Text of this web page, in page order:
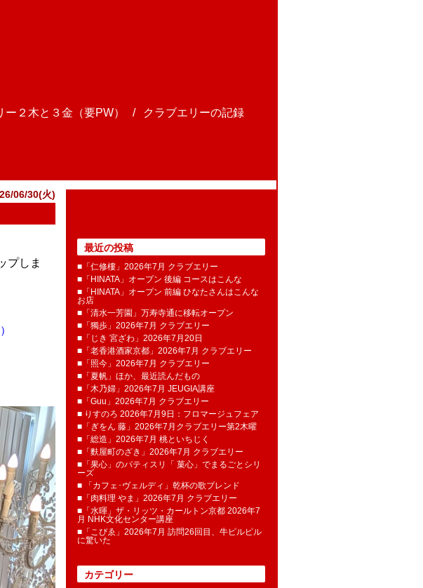
ー２木と３金（要PW）
クラブエリーの記録
06/30(火)
プしま
最近の投稿
■「仁修樓」2026年7月 クラブエリー
■「HINATA」オープン 後編 コースはこんな
■「HINATA」オープン 前編 ひなたさんはこんな
お店
■「清水一芳園」万寿寺通に移転オープン
■「獨歩」2026年7月 クラブエリー
■「じき 宮ざわ」2026年7月20日
■「老香港酒家京都」2026年7月 クラブエリー
■「照今」2026年7月 クラブエリー
■「夏帆」ほか、最近読んだもの
■「木乃婦」2026年7月 JEUGIA講座
■「Guu」2026年7月 クラブエリー
■ りすのろ 2026年7月9日：フロマージュフェア
■「ぎをん 藤」2026年7月クラブエリー第2木曜
■「総造」2026年7月 桃といちじく
■「麩屋町のざき」2026年7月 クラブエリー
■「果心」のパティスリ「 菓​心」でまるごとシリ
ーズ
■ 「カフェ･ヴェルディ」乾杯の歌ブレンド
■「肉料理 やま」2026年7月 クラブエリー
■「水暉」ザ・リッツ・カールトン京都 2026年7
月 NHK文化センター講座
■「こぴゑ」2026年7月 訪問26回目、牛ピルピル
に驚いた
カテゴリー